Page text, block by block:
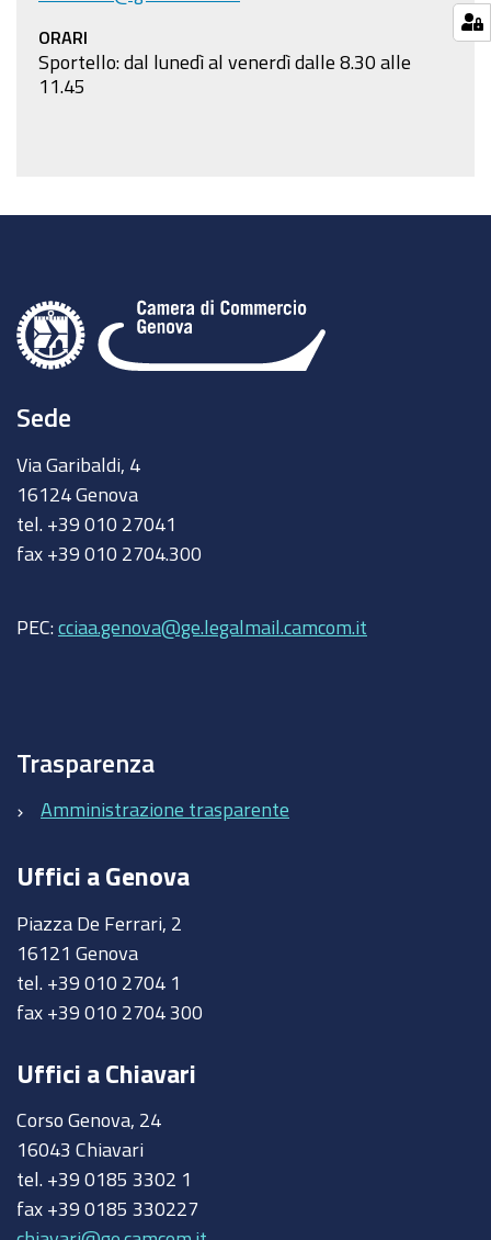
ORARI
Sportello: dal lunedì al venerdì dalle 8.30 alle
11.45
Sede
Via Garibaldi, 4
16124 Genova
tel. +39 010 27041
fax +39 010 2704.300
PEC: cciaa.genova@ge.legalmail.camcom.it
Trasparenza
Amministrazione trasparente
Uffici a Genova
Piazza De Ferrari, 2
16121 Genova
tel. +39 010 2704 1
fax +39 010 2704 300
Uffici a Chiavari
Corso Genova, 24
16043 Chiavari
tel. +39 0185 3302 1
fax +39 0185 330227